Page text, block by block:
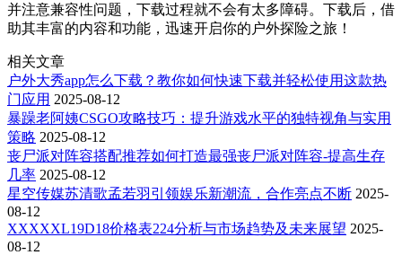
并注意兼容性问题，下载过程就不会有太多障碍。下载后，借
助其丰富的内容和功能，迅速开启你的户外探险之旅！
相关文章
户外大秀app怎么下载？教你如何快速下载并轻松使用这款热
门应用 2025-08-12
暴躁老阿姨CSGO攻略技巧：提升游戏水平的独特视角与实用
策略 2025-08-12
丧尸派对阵容搭配推荐如何打造最强丧尸派对阵容-提高生存
几率 2025-08-12
星空传媒苏清歌孟若羽引领娱乐新潮流，合作亮点不断 2025-
08-12
XXXXXL19D18价格表224分析与市场趋势及未来展望 2025-
08-12